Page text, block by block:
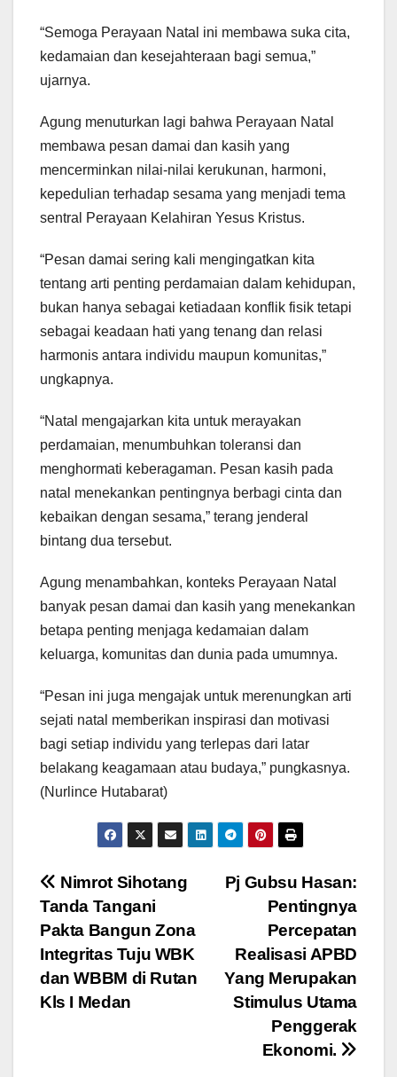
“Semoga Perayaan Natal ini membawa suka cita,
kedamaian dan kesejahteraan bagi semua,”
ujarnya.
Agung menuturkan lagi bahwa Perayaan Natal
membawa pesan damai dan kasih yang
mencerminkan nilai-nilai kerukunan, harmoni,
kepedulian terhadap sesama yang menjadi tema
sentral Perayaan Kelahiran Yesus Kristus.
“Pesan damai sering kali mengingatkan kita
tentang arti penting perdamaian dalam kehidupan,
bukan hanya sebagai ketiadaan konflik fisik tetapi
sebagai keadaan hati yang tenang dan relasi
harmonis antara individu maupun komunitas,”
ungkapnya.
“Natal mengajarkan kita untuk merayakan
perdamaian, menumbuhkan toleransi dan
menghormati keberagaman. Pesan kasih pada
natal menekankan pentingnya berbagi cinta dan
kebaikan dengan sesama,” terang jenderal
bintang dua tersebut.
Agung menambahkan, konteks Perayaan Natal
banyak pesan damai dan kasih yang menekankan
betapa penting menjaga kedamaian dalam
keluarga, komunitas dan dunia pada umumnya.
“Pesan ini juga mengajak untuk merenungkan arti
sejati natal memberikan inspirasi dan motivasi
bagi setiap individu yang terlepas dari latar
belakang keagamaan atau budaya,” pungkasnya.
(Nurlince Hutabarat)
Navigasi
pos
Pj Gubsu Hasan:
Pentingnya
Percepatan
Realisasi APBD
Yang Merupakan
Stimulus Utama
Penggerak
Ekonomi.
Nimrot Sihotang
Tanda Tangani
Pakta Bangun Zona
Integritas Tuju WBK
dan WBBM di Rutan
Kls I Medan